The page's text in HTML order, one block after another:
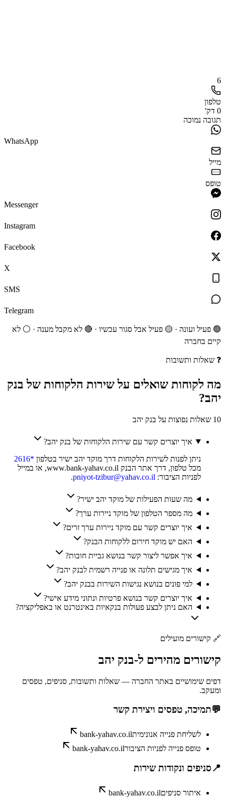
6
טלפון
0 דק'
תגובה נמוכה
WhatsApp
מייל
טופס
Messenger
Instagram
Facebook
X
SMS
Telegram
🟢 פעיל ועונה · 🟡 פעיל אבל סגור עכשיו · 🔴 לא מקבל מענה · ⚪ לא
קיים בחברה
❓ שאלות ותשובות
מה לקוחות שואלים על שירות הלקוחות של בנק
יהב?
10 שאלות נפוצות על בנק יהב
איך יוצרים קשר עם שירות הלקוחות של בנק יהב?
ניתן לפנות לשירות הלקוחות דרך מוקד יהב ישיר בטלפון *2616
מכל טלפון, דרך אתר הבנק www.bank-yahav.co.il, או במייל
לפניות הציבור: pniyot-tzibur@yahav.co.il
.
מה שעות הפעילות של מוקד יהב ישיר?
מה מספר הטלפון של מוקד ניירות ערך?
איך יוצרים קשר עם מוקד ניירות ערך זרים?
האם יש מוקד חירום ללקוחות הבנק?
איך אפשר ליצור קשר בנושא גביית חובות?
איך מגישים תלונה או פנייה רשמית לבנק יהב?
למי פונים בנושא נגישות השירות בבנק יהב?
איך יוצרים קשר בנושא פרטיות ונתוני מידע אישי?
האם ניתן לבצע פעולות בנקאיות באינטרנט או באפליקציה?
🔗 קישורים מועילים
קישורים מהירים ל-בנק יהב
דפים שימושיים באתר החברה — שאלות ותשובות, סניפים, טפסים
ומעקב.
💬תמיכה, טפסים ויצירת קשר
לשליחת פנייה אנונימיתbank-yahav.co.il
טופס פנייה לפניות הציבורbank-yahav.co.il
📍סניפים ונקודות שירות
איתור סניפיםbank-yahav.co.il